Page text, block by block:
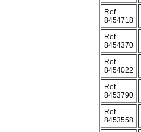
Ref-
8454718
Ref-
8454370
Ref-
8454022
Ref-
8453790
Ref-
8453558